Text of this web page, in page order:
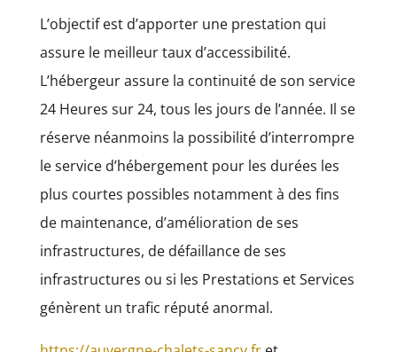
L’objectif est d’apporter une prestation qui
assure le meilleur taux d’accessibilité.
L’hébergeur assure la continuité de son service
24 Heures sur 24, tous les jours de l’année. Il se
réserve néanmoins la possibilité d’interrompre
le service d’hébergement pour les durées les
plus courtes possibles notamment à des fins
de maintenance, d’amélioration de ses
infrastructures, de défaillance de ses
infrastructures ou si les Prestations et Services
génèrent un trafic réputé anormal.